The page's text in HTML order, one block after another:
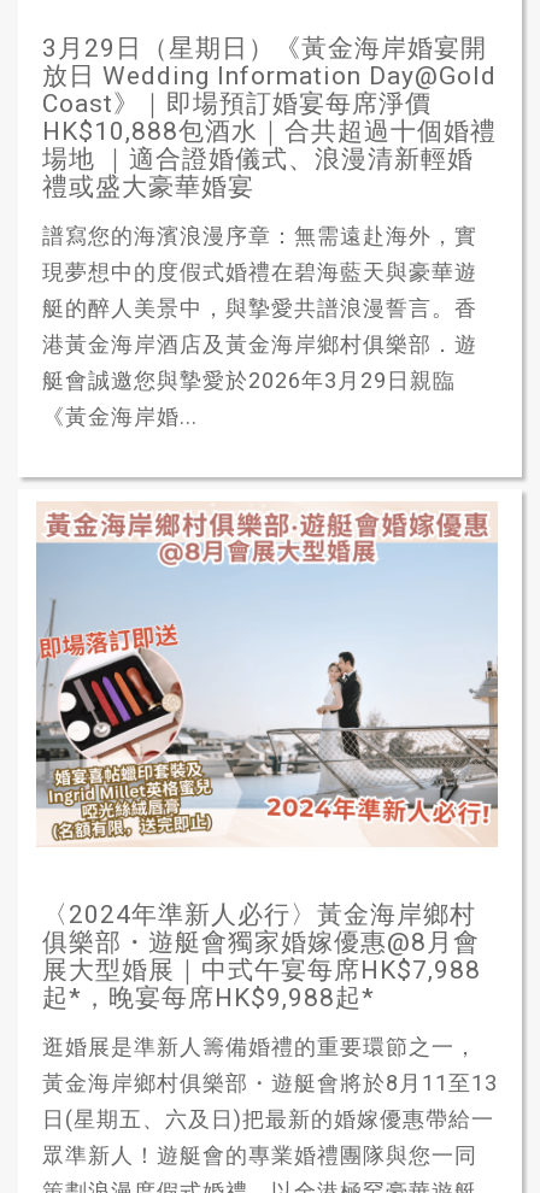
3月29日（星期日）《黃金海岸婚宴開
放日 Wedding Information Day@Gold
Coast》｜即場預訂婚宴每席淨價
HK$10,888包酒水｜合共超過十個婚禮
場地 ｜適合證婚儀式、浪漫清新輕婚
禮或盛大豪華婚宴
譜寫您的海濱浪漫序章：無需遠赴海外，實
現夢想中的度假式婚禮在碧海藍天與豪華遊
艇的醉人美景中，與摯愛共譜浪漫誓言。香
港黃金海岸酒店及黃金海岸鄉村俱樂部．遊
艇會誠邀您與摯愛於2026年3月29日親臨
《黃金海岸婚...
〈2024年準新人必行〉黃金海岸鄉村
俱樂部・遊艇會獨家婚嫁優惠@8月會
展大型婚展｜中式午宴每席HK$7,988
起*，晚宴每席HK$9,988起*
逛婚展是準新人籌備婚禮的重要環節之一，
黃金海岸鄉村俱樂部・遊艇會將於8月11至13
日(星期五、六及日)把最新的婚嫁優惠帶給一
眾準新人！遊艇會的專業婚禮團隊與您一同